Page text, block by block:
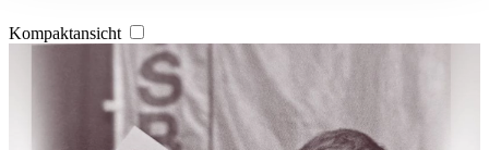
Wir verwenden Cookies, um Inhalte und Anzeigen zu
personalisieren, Funktionen für soziale Medien anbieten
zu können und die Zugriffe auf unsere Website zu
analysieren. Außerdem geben wir Informationen zu Ihrer
Kompaktansicht